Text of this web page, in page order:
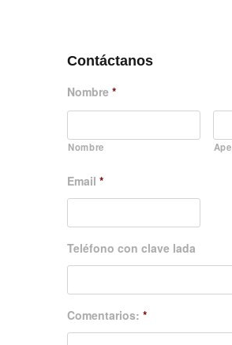
Contáctanos
Nombre *
Nombre
Email *
Teléfono con clave lada
Comentarios: *